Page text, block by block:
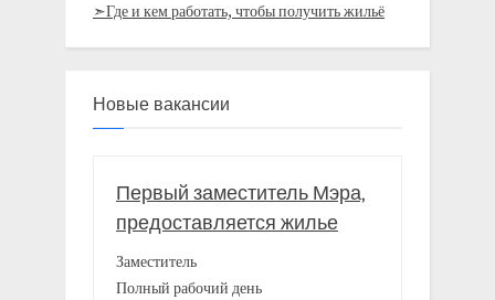
➣Где и кем работать, чтобы получить жильё
Новые вакансии
Первый заместитель Мэра,
предоставляется жилье
Заместитель
Полный рабочий день